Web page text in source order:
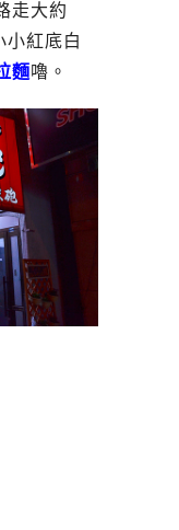
走大約
小紅底白
麵嚕。